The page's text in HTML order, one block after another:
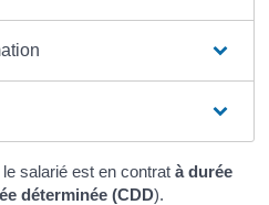
le salarié est en contratà durée
déterminée (CDD).